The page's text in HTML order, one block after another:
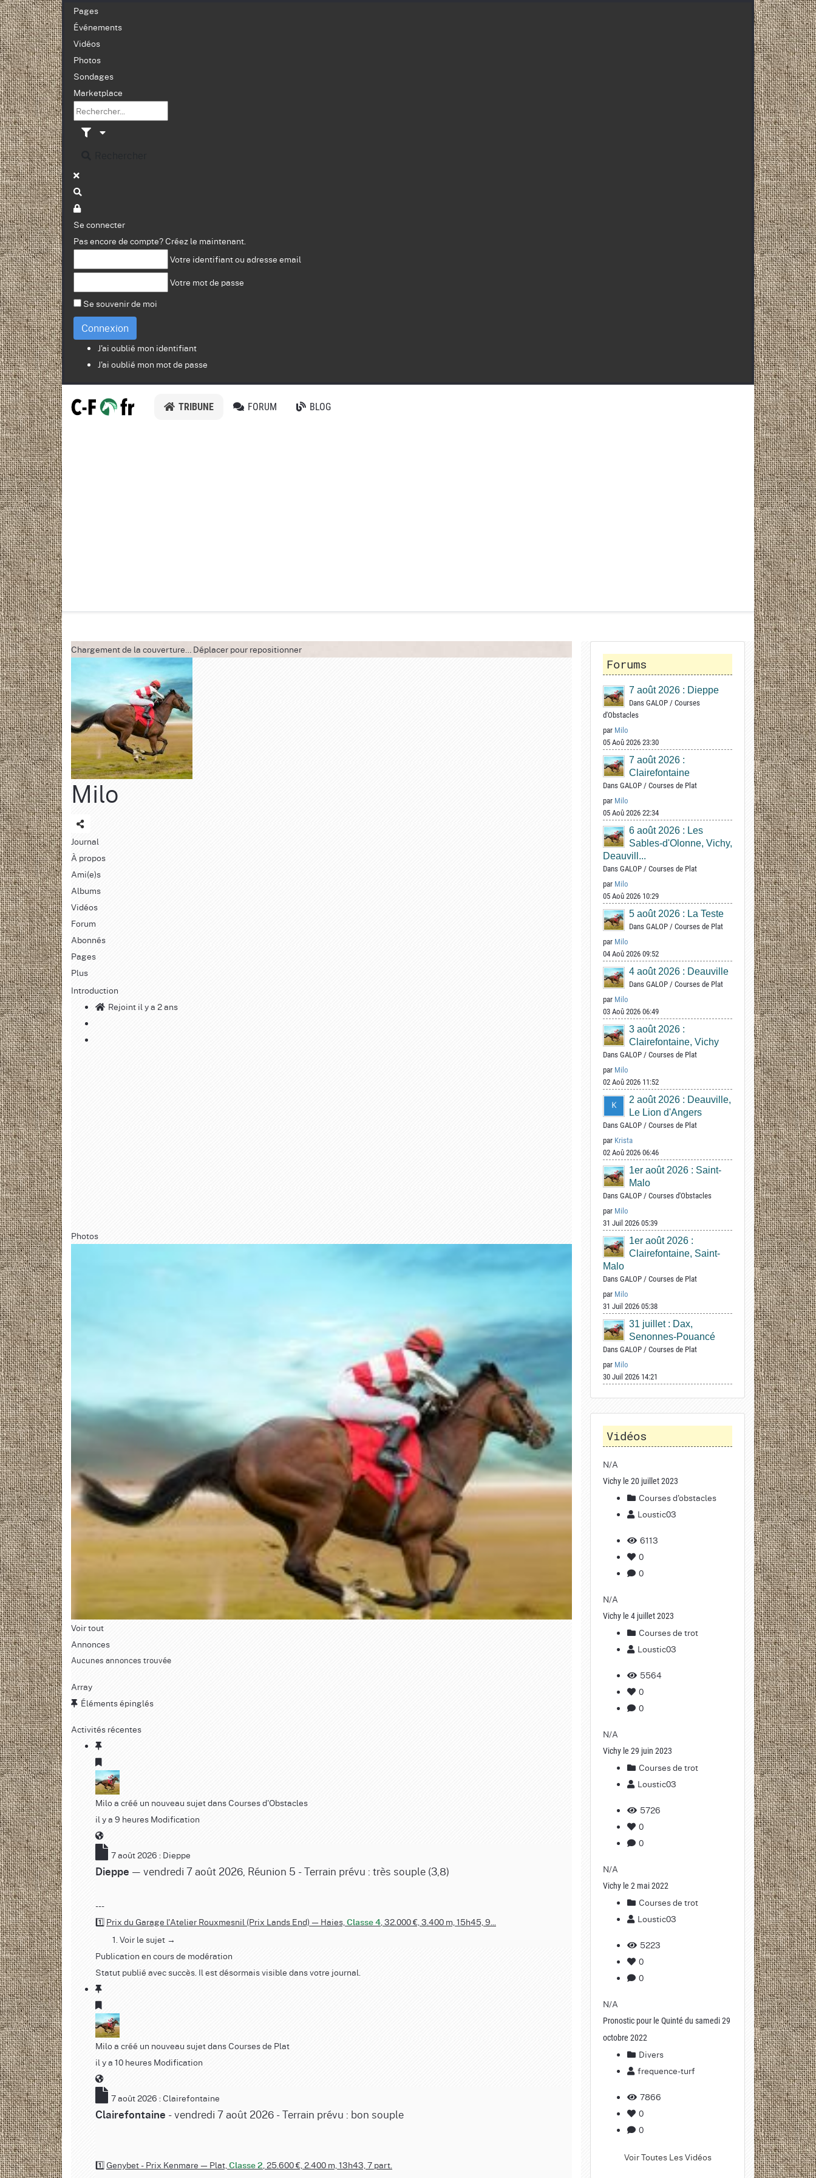
Pages
Événements
Vidéos
Photos
Sondages
Marketplace
Se connecter
Pas encore de compte? Créez le maintenant.
Votre identifiant ou adresse email
Votre mot de passe
Se souvenir de moi
Connexion
J'ai oublié mon identifiant
J'ai oublié mon mot de passe
TRIBUNE FORUM BLOG
Chargement de la couverture… Déplacer pour repositionner
Milo
Journal
À propos
Ami(e)s
Albums
Vidéos
Forum
Abonnés
Pages
Plus
Introduction
Rejoint il y a 2 ans
Photos
Voir tout
Annonces
Aucunes annonces trouvée
Array
Éléments épinglés
Activités récentes
Miloa créé un nouveau sujet dansCourses d'Obstacles
il y a 9 heures Modification
7 août 2026 : Dieppe
Dieppe — vendredi 7 août 2026, Réunion 5 - Terrain prévu : très souple (3,8)
---
1️⃣ Prix du Garage l'Atelier Rouxmesnil (Prix Lands End) — Haies, Classe 4, 32.000 €, 3.400 m, 15h45, 9...
Voir le sujet →
Publication en cours de modération
Statut publié avec succès. Il est désormais visible dans votre journal.
Miloa créé un nouveau sujet dansCourses de Plat
il y a 10 heures Modification
7 août 2026 : Clairefontaine
Clairefontaine - vendredi 7 août 2026 - Terrain prévu : bon souple
1️⃣ Genybet - Prix Kenmare — Plat, Classe 2, 25.600 €, 2.400 m, 13h43, 7 part.
Forums
7 août 2026 : Dieppe
Dans GALOP / Courses
d'Obstacles
par Milo
05 Aoû 2026 23:30
7 août 2026 :
Clairefontaine
Dans GALOP / Courses de Plat
par Milo
05 Aoû 2026 22:34
6 août 2026 : Les
Sables-d'Olonne, Vichy,
Deauvill...
Dans GALOP / Courses de Plat
par Milo
05 Aoû 2026 10:29
5 août 2026 : La Teste
Dans GALOP / Courses de Plat
par Milo
04 Aoû 2026 09:52
4 août 2026 : Deauville
Dans GALOP / Courses de Plat
par Milo
03 Aoû 2026 06:49
3 août 2026 :
Clairefontaine, Vichy
Dans GALOP / Courses de Plat
par Milo
02 Aoû 2026 11:52
2 août 2026 : Deauville,
Le Lion d'Angers
Dans GALOP / Courses de Plat
par Krista
02 Aoû 2026 06:46
1er août 2026 : Saint-
Malo
Dans GALOP / Courses d'Obstacles
par Milo
31 Juil 2026 05:39
1er août 2026 :
Clairefontaine, Saint-
Malo
Dans GALOP / Courses de Plat
par Milo
31 Juil 2026 05:38
31 juillet : Dax,
Senonnes-Pouancé
Dans GALOP / Courses de Plat
par Milo
30 Juil 2026 14:21
Vidéos
N/A
Vichy le 20 juillet 2023
Courses d'obstacles
Loustic03
6113
0
0
N/A
Vichy le 4 juillet 2023
Courses de trot
Loustic03
5564
0
0
N/A
Vichy le 29 juin 2023
Courses de trot
Loustic03
5726
0
0
N/A
Vichy le 2 mai 2022
Courses de trot
Loustic03
5223
0
0
N/A
Pronostic pour le Quinté du samedi 29
octobre 2022
Divers
frequence-turf
7866
0
0
Voir Toutes Les Vidéos